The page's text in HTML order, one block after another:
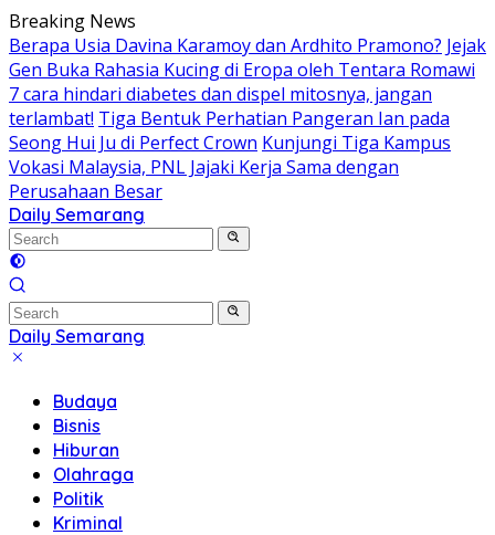
Skip
to
content
Breaking News
Berapa Usia Davina Karamoy dan Ardhito Pramono? Jejak
Gen Buka Rahasia Kucing di Eropa oleh Tentara Romawi
7 cara hindari diabetes dan dispel mitosnya, jangan
terlambat! Tiga Bentuk Perhatian Pangeran Ian pada
Seong Hui Ju di Perfect Crown Kunjungi Tiga Kampus
Vokasi Malaysia, PNL Jajaki Kerja Sama dengan
Perusahaan Besar
Daily Semarang
"Semarang
Hari
Ini:
Informasi
Terkini
untuk
Daily Semarang
"Semarang
Informasi
Terkini
untuk
Anda"
Budaya
Bisnis
Hiburan
Olahraga
Politik
Kriminal